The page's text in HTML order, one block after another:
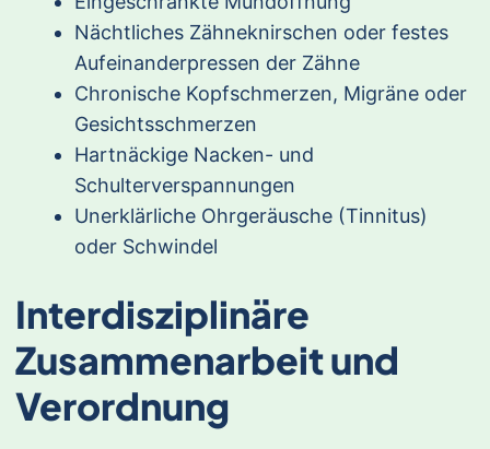
Nächtliches Zähneknirschen oder festes
Aufeinanderpressen der Zähne
Chronische Kopfschmerzen, Migräne oder
Gesichtsschmerzen
Hartnäckige Nacken- und
Schulterverspannungen
Unerklärliche Ohrgeräusche (Tinnitus)
oder Schwindel
Interdisziplinäre
Zusammenarbeit und
Verordnung